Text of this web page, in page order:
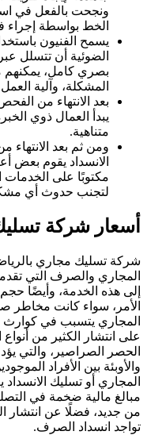
ونجحت بالفعل في
الخط بواسطة إجراء
يسمح الفنيون
الضوئية أن تتسلل
بصري كامل، يمكنهم
المشكلة، وآلية العمل
بعد الانتهاء من
يبدأ العمال ذوي
متناهية.
ومن ثم بعد
الانسداد يقوم بعض
مكتوبًا على الخدمات
لتجنب حدوث أي
أسعار شركة
شركة تسليك مجاري
المجاري والصرف التي
إلى هذه الخدمة، وأيضًا
الأمر، سواء كانت مخاطر
المجاري يتسبب في كوارث
على انتشار الكثير من
الحصر الصراصير، والتي
والأوبئة بين الأفراد
المجاري أو تسليك
مبالغ مالية ضخمة في
من جديد، فضلًا عن انتشار
تواجد انسداد الصرف.